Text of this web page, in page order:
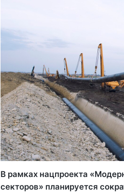
В рамках нацпроекта
секторов» планируется